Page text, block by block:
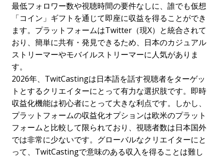
最低フォロワー数や視聴時間の要件なしに、誰でも仮想
「コイン」ギフトを通じて即座に収益を得ることができ
ます。プラットフォームはTwitter（現X）と統合されて
おり、簡単に共有・発見できるため、日本のカジュアル
ストリーマーやモバイルストリーマーに人気がありま
す。
2026年、TwitCastingは日本語を話す視聴者をターゲッ
トとするクリエイターにとって有力な選択肢です。即時
収益化機能は初心者にとって大きな利点です。しかし、
プラットフォームの収益化オプションは欧米のプラット
フォームと比較して限られており、視聴者数は日本国外
では非常に少ないです。グローバルなクリエイターにと
って、TwitCastingで意味のある収入を得ることは難し